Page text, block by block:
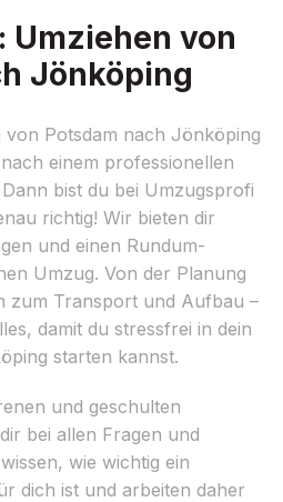
Umziehen von
Jönköping
Potsdam nach Jönköping
einem professionellen
bist du bei Umzugsprofi
richtig! Wir bieten dir
und einen Rundum-
Umzug. Von der Planung
zum Transport und Aufbau –
damit du stressfrei in dein
starten kannst.
und geschulten
bei allen Fragen und
wie wichtig ein
dich ist und arbeiten daher